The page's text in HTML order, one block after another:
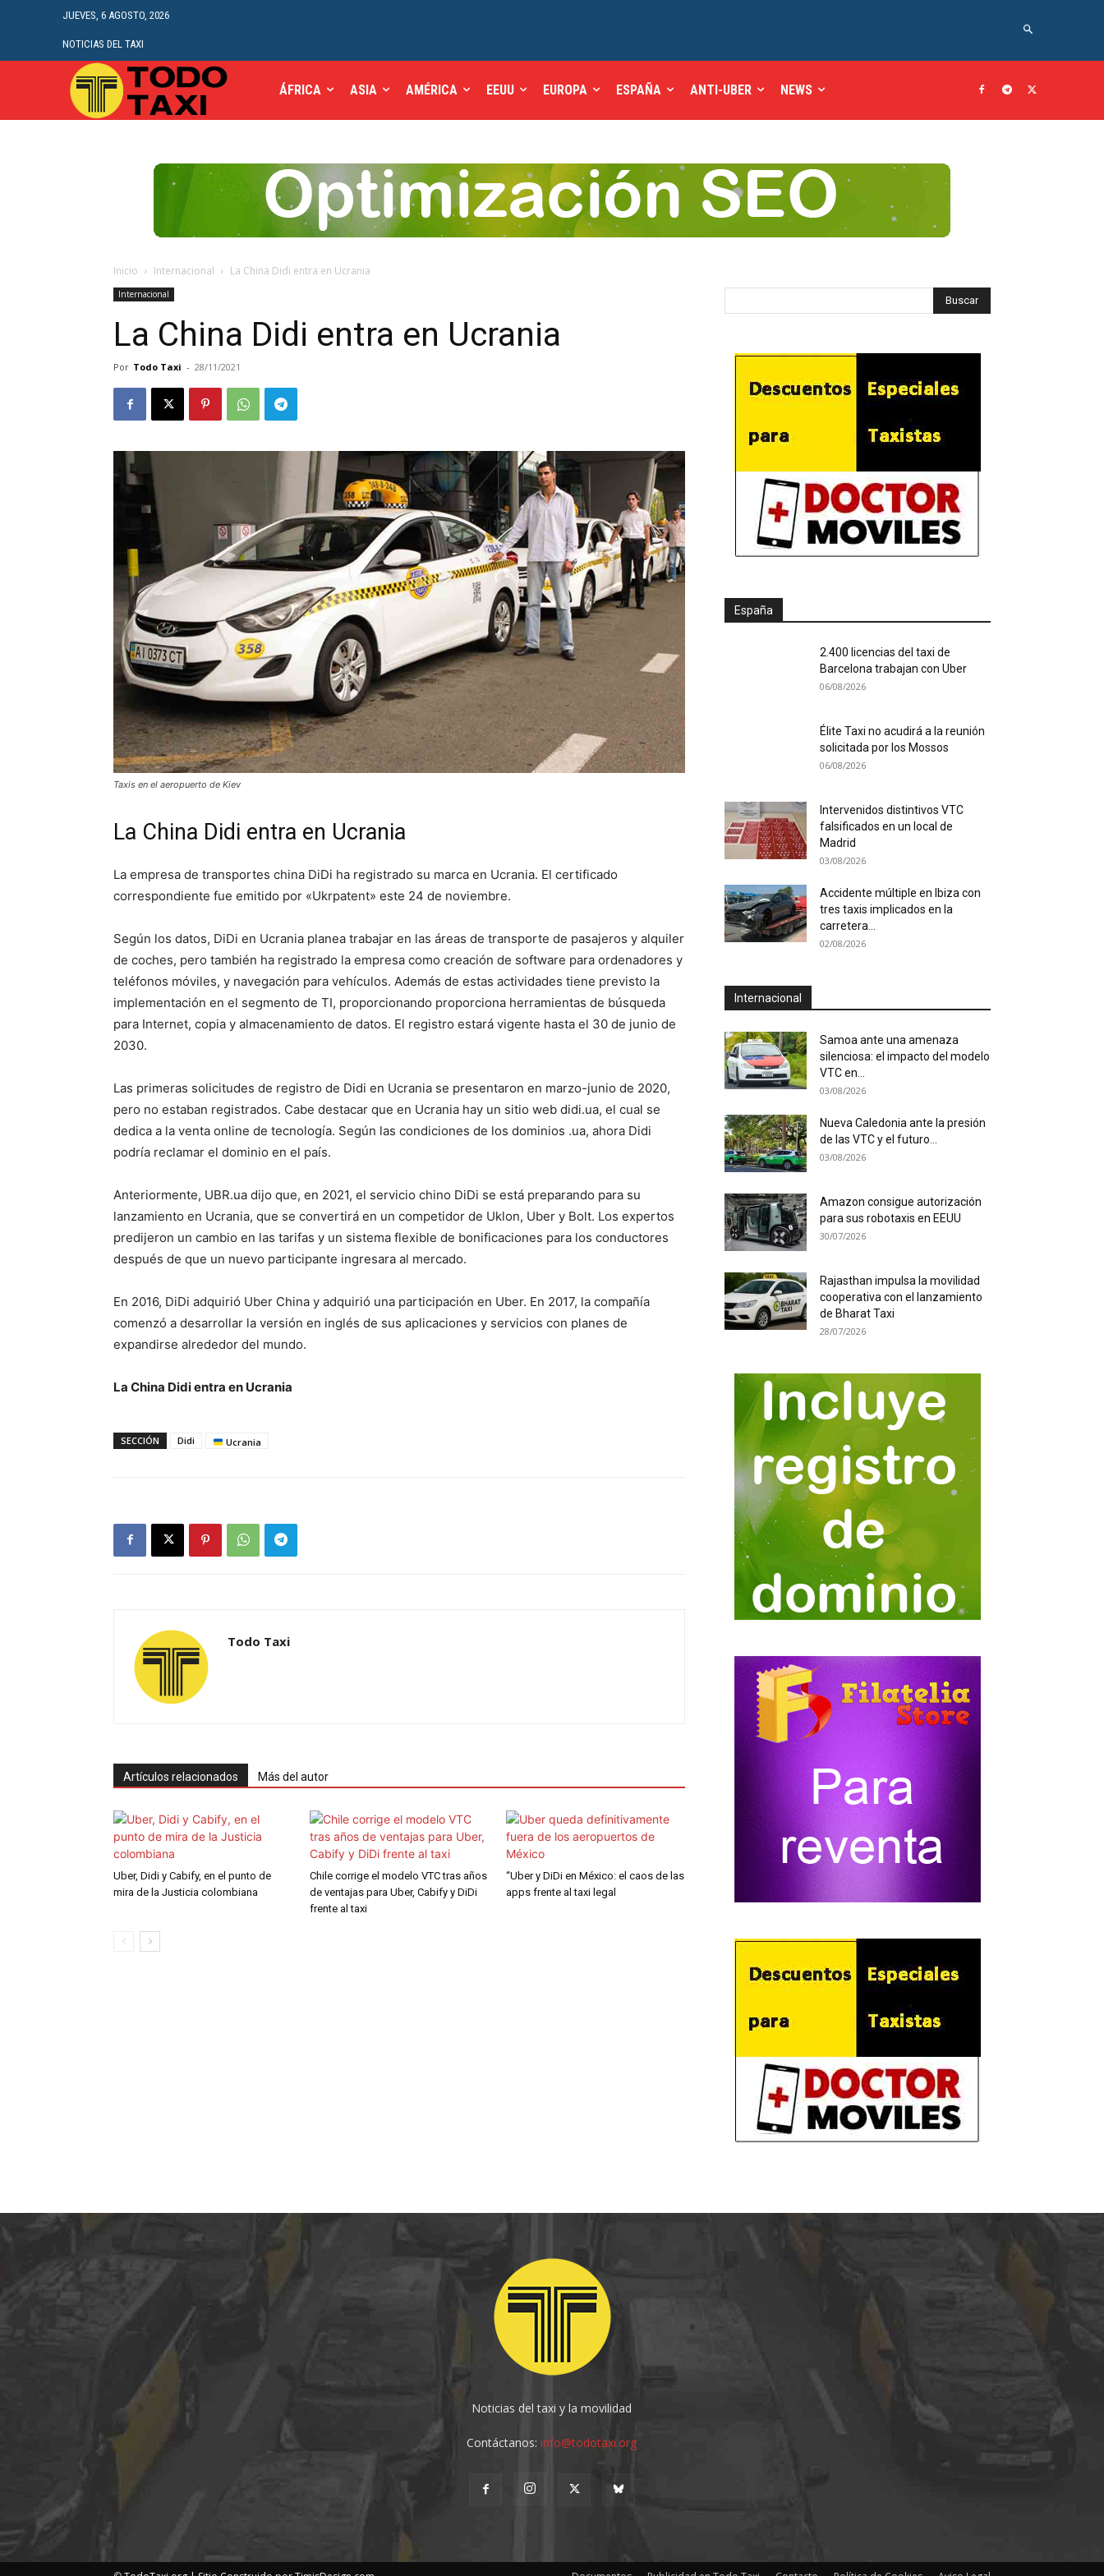
JUEVES, 6 AGOSTO, 2026
NOTICIAS DEL TAXI
ÁFRICA ASIA AMÉRICA EEUU EUROPA ESPAÑA ANTI-UBER NEWS
Inicio Internacional La China Didi entra en Ucrania
Internacional
La China Didi entra en Ucrania
Por Todo Taxi - 28/11/2021
Taxis en el aeropuerto de Kiev
La China Didi entra en Ucrania
La empresa de transportes china DiDi ha registrado su marca en Ucrania. El certificado
correspondiente fue emitido por «Ukrpatent» este 24 de noviembre.
Según los datos, DiDi en Ucrania planea trabajar en las áreas de transporte de pasajeros y alquiler
de coches, pero también ha registrado la empresa como creación de software para ordenadores y
teléfonos móviles, y navegación para vehículos. Además de estas actividades tiene previsto la
implementación en el segmento de TI, proporcionando proporciona herramientas de búsqueda
para Internet, copia y almacenamiento de datos. El registro estará vigente hasta el 30 de junio de
2030.
Las primeras solicitudes de registro de Didi en Ucrania se presentaron en marzo-junio de 2020,
pero no estaban registrados. Cabe destacar que en Ucrania hay un sitio web didi.ua, el cual se
dedica a la venta online de tecnología. Según las condiciones de los dominios .ua, ahora Didi
podría reclamar el dominio en el país.
Anteriormente, UBR.ua dijo que, en 2021, el servicio chino DiDi se está preparando para su
lanzamiento en Ucrania, que se convertirá en un competidor de Uklon, Uber y Bolt. Los expertos
predijeron un cambio en las tarifas y un sistema flexible de bonificaciones para los conductores
después de que un nuevo participante ingresara al mercado.
En 2016, DiDi adquirió Uber China y adquirió una participación en Uber. En 2017, la compañía
comenzó a desarrollar la versión en inglés de sus aplicaciones y servicios con planes de
expandirse alrededor del mundo.
La China Didi entra en Ucrania
SECCIÓN Didi Ucrania
Todo Taxi
Artículos relacionados Más del autor
Uber, Didi y Cabify, en el punto de
mira de la Justicia colombiana
Chile corrige el modelo VTC tras años
de ventajas para Uber, Cabify y DiDi
frente al taxi
“Uber y DiDi en México: el caos de las
apps frente al taxi legal
España
2.400 licencias del taxi de
Barcelona trabajan con Uber
06/08/2026
Élite Taxi no acudirá a la reunión
solicitada por los Mossos
06/08/2026
Intervenidos distintivos VTC
falsificados en un local de
Madrid
03/08/2026
Accidente múltiple en Ibiza con
tres taxis implicados en la
carretera...
02/08/2026
Internacional
Samoa ante una amenaza
silenciosa: el impacto del modelo
VTC en...
03/08/2026
Nueva Caledonia ante la presión
de las VTC y el futuro...
03/08/2026
Amazon consigue autorización
para sus robotaxis en EEUU
30/07/2026
Rajasthan impulsa la movilidad
cooperativa con el lanzamiento
de Bharat Taxi
28/07/2026
Noticias del taxi y la movilidad
Contáctanos:info@todotaxi.org